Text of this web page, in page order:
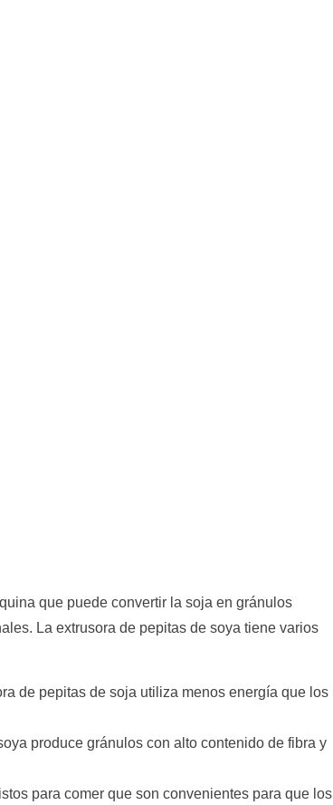
que puede convertir la soja en gránulos
La extrusora de pepitas de soya tiene varios
de pepitas de soja utiliza menos energía que los
produce gránulos con alto contenido de fibra y
para comer que son convenientes para que los